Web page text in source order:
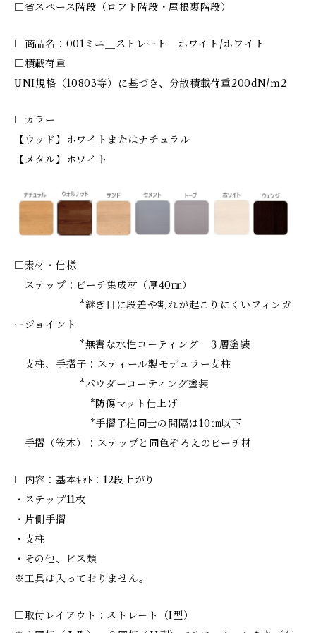
□省スペース階段（ロフト階段・屋根裏階段）
□商品名：001ミニ＿ストレート ホワイト/ホワイト
□積載荷重
UNI規格（10803等）に基づき、分散積載荷重200dN/ｍ2
□カラー
【ウッド】ホワイトまたはナチュラル
【メタル】ホワイト
□素材・仕様
ステップ：ビーチ集成材（厚40㎜）
*継ぎ目に段差や割れが起こりにくいフィンガ
ージョイント
*無害な水性コーティング ３層塗装
支柱、手摺子：スティール製モデュラー支柱
*パウダーコーティング塗装
*防傷マット仕上げ
*手摺子柱同士の間隔は10㎝以下
手摺（笠木）：ステップと同色ぞろえのビーチ材
□内容：基本ｷｯﾄ：12段上がり
・ステップ11枚
・片側手摺
・支柱
・その他、ビス類
※工具は入っておりません。
□取付レイアウト：ストレート（I型）